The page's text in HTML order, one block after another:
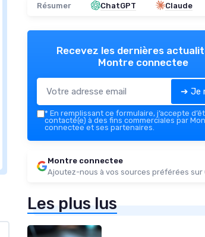
Résumer ChatGPT Claude
Recevez les dernières
Montre connectee
➔ Je
* En remplissant ce formulaire, j’accepte
contacté(e) à des fins commerciales par
connectee et ses partenaires.
Montre connectee
Ajoutez-nous à vos sources préférées sur
Les plus lus